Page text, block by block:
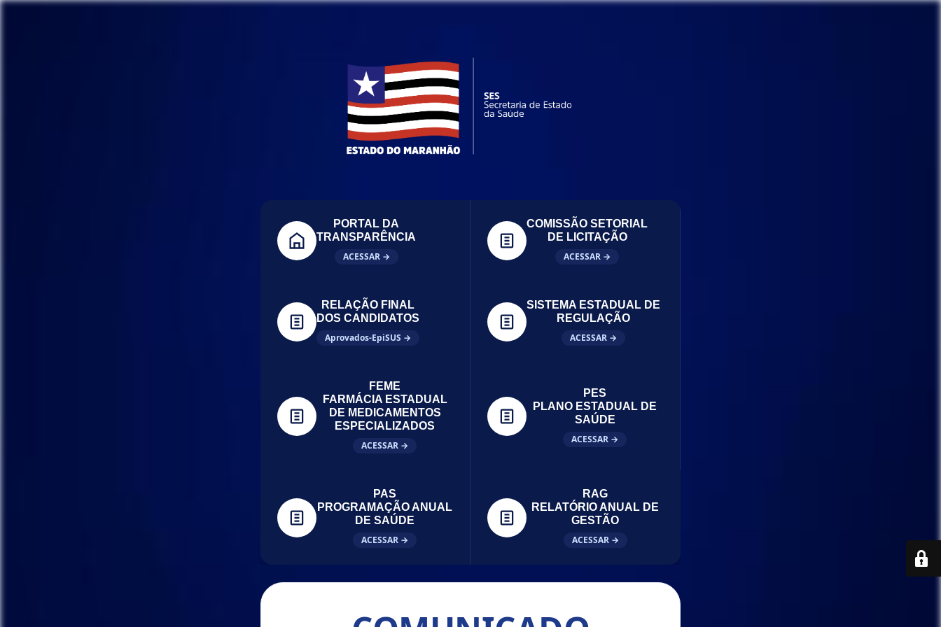
PORTAL DA
TRANSPARÊNCIA
ACESSAR →
COMISSÃO SETORIAL
DE LICITAÇÃO
ACESSAR →
RELAÇÃO FINAL
DOS CANDIDATOS
Aprovados-EpiSUS →
SISTEMA ESTADUAL DE
REGULAÇÃO
ACESSAR →
FEME
FARMÁCIA ESTADUAL
DE MEDICAMENTOS
ESPECIALIZADOS
ACESSAR →
PES
PLANO ESTADUAL DE
SAÚDE
ACESSAR →
PAS
PROGRAMAÇÃO ANUAL
DE SAÚDE
ACESSAR →
RAG
RELATÓRIO ANUAL DE
GESTÃO
ACESSAR →